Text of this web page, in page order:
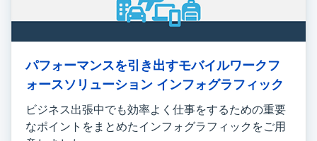
パフォーマンスを引き出すモバイルワークフ
ォースソリューション インフォグラフィック
ビジネス出張中でも効率よく仕事をするための重要
なポイントをまとめたインフォグラフィックをご用